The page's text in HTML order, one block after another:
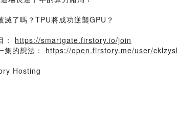
滅了嗎？TPU將成功逆襲GPU？
： https://smartgate.firstory.io/join
集的想法： https://open.firstory.me/user/
Hosting